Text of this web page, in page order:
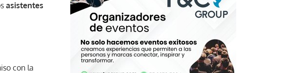
asistentes
con la